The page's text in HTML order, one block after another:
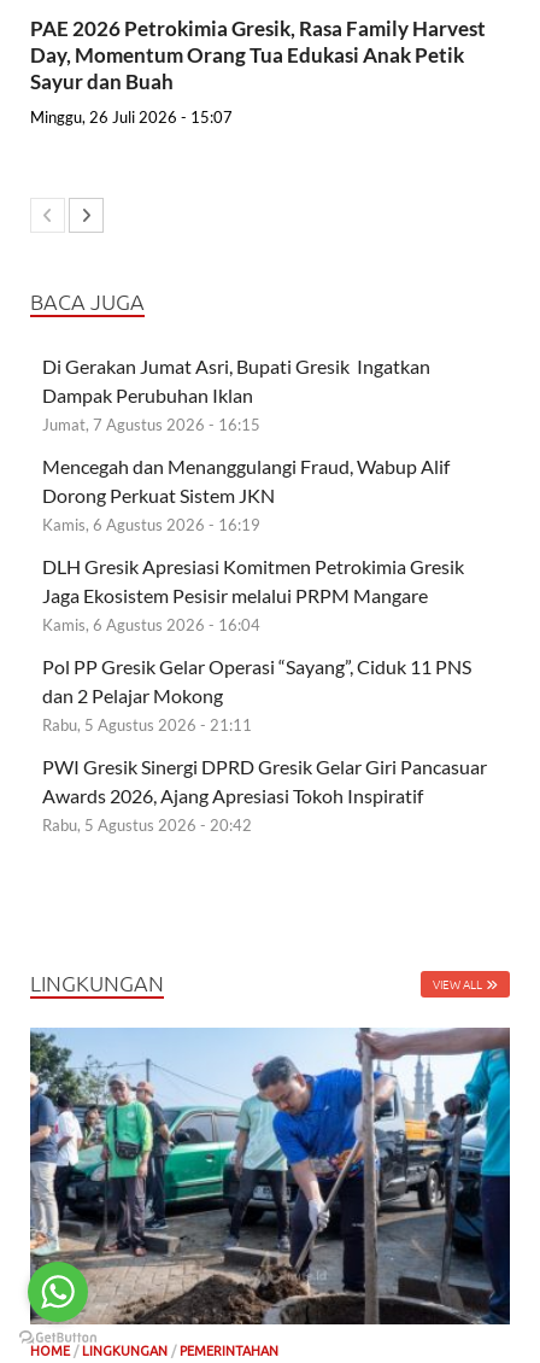
PAE 2026 Petrokimia Gresik, Rasa Family Harvest
Day, Momentum Orang Tua Edukasi Anak Petik
Sayur dan Buah
Minggu, 26 Juli 2026 - 15:07
BACA JUGA
Di Gerakan Jumat Asri, Bupati Gresik Ingatkan
Dampak Perubuhan Iklan
Jumat, 7 Agustus 2026 - 16:15
Mencegah dan Menanggulangi Fraud, Wabup Alif
Dorong Perkuat Sistem JKN
Kamis, 6 Agustus 2026 - 16:19
DLH Gresik Apresiasi Komitmen Petrokimia Gresik
Jaga Ekosistem Pesisir melalui PRPM Mangare
Kamis, 6 Agustus 2026 - 16:04
Pol PP Gresik Gelar Operasi “Sayang”, Ciduk 11 PNS
dan 2 Pelajar Mokong
Rabu, 5 Agustus 2026 - 21:11
PWI Gresik Sinergi DPRD Gresik Gelar Giri Pancasuar
Awards 2026, Ajang Apresiasi Tokoh Inspiratif
Rabu, 5 Agustus 2026 - 20:42
LINGKUNGAN VIEW ALL
HOME / LINGKUNGAN / PEMERINTAHAN